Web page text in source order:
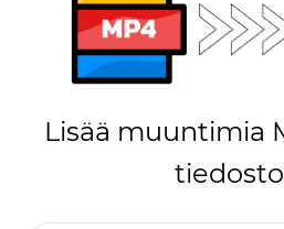
Lisää muuntimia